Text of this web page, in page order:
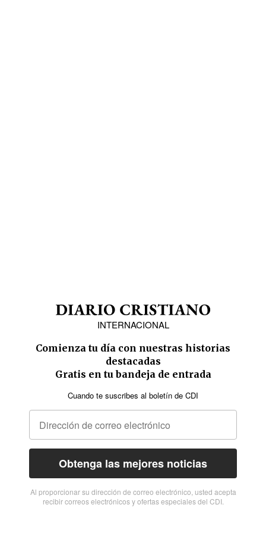
INTERNACIONAL
Comienza tu día con nuestras historias
destacadas
Gratis en tu bandeja de entrada
Cuando te suscribes al boletín de CDI
Obtenga las mejores noticias
Al proporcionar su dirección de correo electrónico, usted acepta
recibir correos electrónicos y ofertas especiales del CDI.